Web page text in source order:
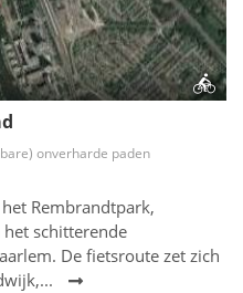
onverharde paden
Rembrandtpark,
schitterende
De fietsroute zet zich